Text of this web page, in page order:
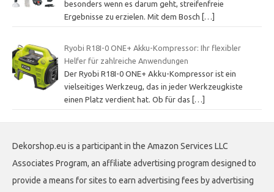
besonders wenn es darum geht, streifenfreie
Ergebnisse zu erzielen. Mit dem Bosch
[…]
Ryobi R18I-0 ONE+ Akku-Kompressor: Ihr flexibler
Helfer für zahlreiche Anwendungen
Der Ryobi R18I-0 ONE+ Akku-Kompressor ist ein
vielseitiges Werkzeug, das in jeder Werkzeugkiste
einen Platz verdient hat. Ob für das
[…]
Dekorshop.eu is a participant in the Amazon Services LLC
Associates Program, an affiliate advertising program designed to
provide a means for sites to earn advertising fees by advertising